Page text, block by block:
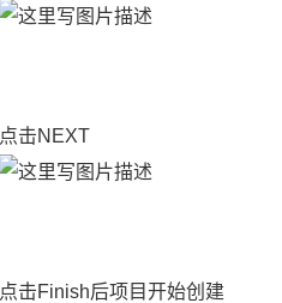
点击NEXT
点击Finish后项目开始创建